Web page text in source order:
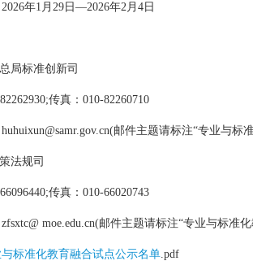
年1月29日—2026年2月4日
标准创新司
传真：010-82260710
邮件主题请标注“专业与标
法规司
传真：010-66020743
moe.edu.cn(邮件主题请标注“专业与标准
标准化教育融合试点公示名单.pdf